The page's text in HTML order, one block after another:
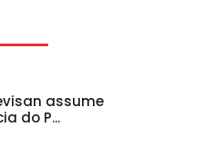
assume
do P...